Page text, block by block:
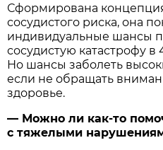
Сформирована
сосудистого риска, она
индивидуальные шансы
сосудистую катастрофу в
Но шансы заболеть
если не обращать
здоровье.
— Можно ли как-то
с тяжелыми